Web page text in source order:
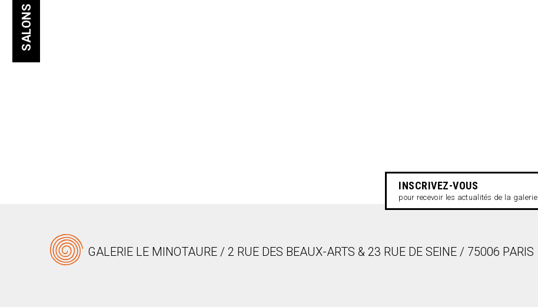
SALONS
INSCRIVEZ-VOUS
pour recevoir les actualités de la galerie
GALERIE LE MINOTAURE / 2 RUE DES BEAUX-ARTS & 23 RUE DE SEINE / 75006 PARIS